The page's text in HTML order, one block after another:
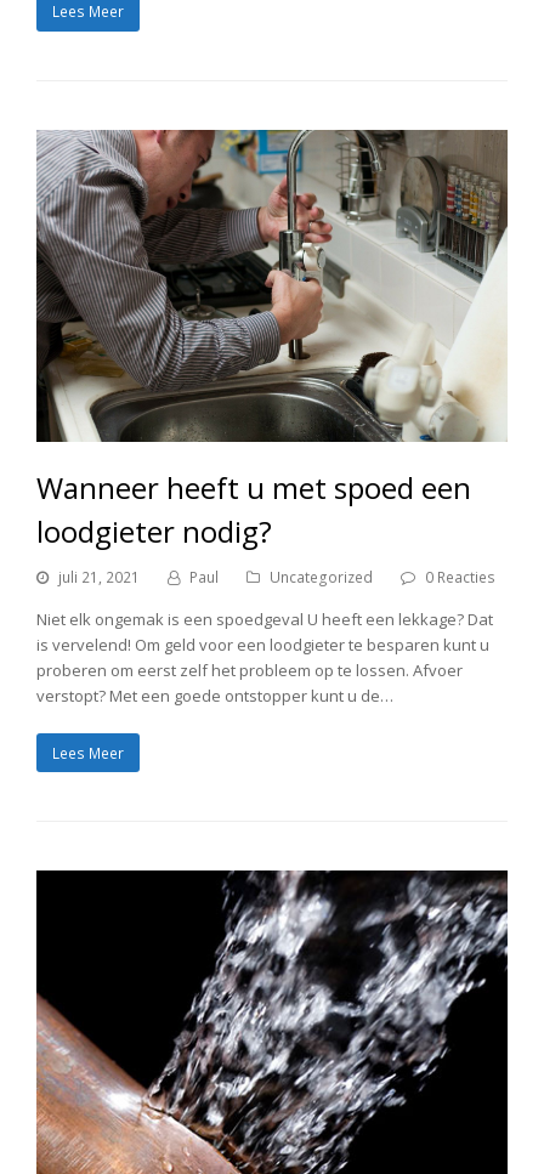
Lees Meer
Wanneer heeft u met spoed een
loodgieter nodig?
juli 21, 2021 Paul Uncategorized 0 Reacties
Niet elk ongemak is een spoedgeval U heeft een lekkage? Dat
is vervelend! Om geld voor een loodgieter te besparen kunt u
proberen om eerst zelf het probleem op te lossen. Afvoer
verstopt? Met een goede ontstopper kunt u de…
Lees Meer